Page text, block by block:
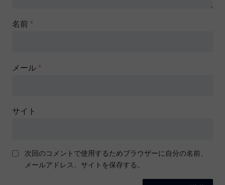
名前 *
メール *
サイト
次回のコメントで使用するためブラウザーに自分の名前、
メールアドレス、サイトを保存する。